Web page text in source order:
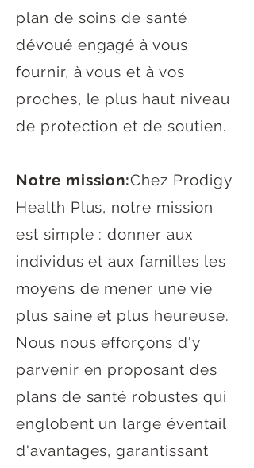
plan de soins de santé
dévoué engagé à vous
fournir, à vous et à vos
proches, le plus haut niveau
de protection et de soutien.
Notre mission:Chez Prodigy
Health Plus, notre mission
est simple : donner aux
individus et aux familles les
moyens de mener une vie
plus saine et plus heureuse.
Nous nous efforçons d'y
parvenir en proposant des
plans de santé robustes qui
englobent un large éventail
d'avantages, garantissant